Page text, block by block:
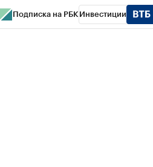
Подписка на РБК Инвестиции